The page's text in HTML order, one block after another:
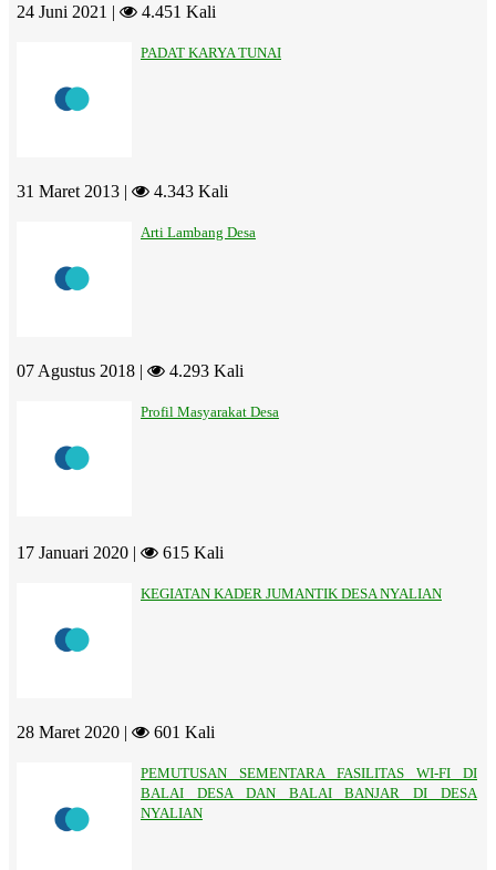
24 Juni 2021 | 4.451 Kali
PADAT KARYA TUNAI
31 Maret 2013 | 4.343 Kali
Arti Lambang Desa
07 Agustus 2018 | 4.293 Kali
Profil Masyarakat Desa
17 Januari 2020 | 615 Kali
KEGIATAN KADER JUMANTIK DESA NYALIAN
28 Maret 2020 | 601 Kali
PEMUTUSAN SEMENTARA FASILITAS WI-FI DI
BALAI DESA DAN BALAI BANJAR DI DESA
NYALIAN